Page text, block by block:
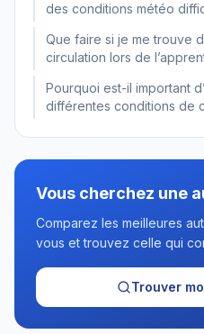
des conditions météo
Que faire si je me trouve
circulation lors de
Pourquoi est-il important
différentes conditions de
Vous cherchez une
Comparez les meilleures
vous et trouvez celle qui
Trouver